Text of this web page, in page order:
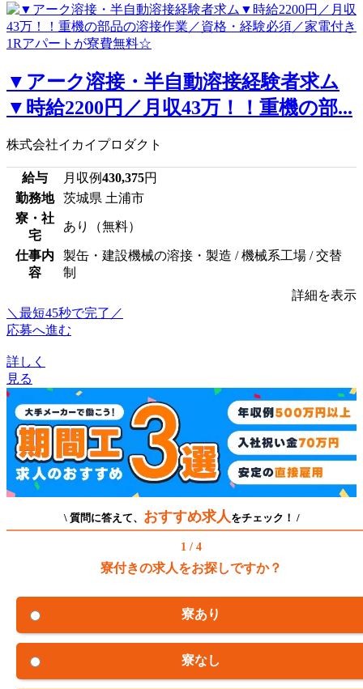
▼アーク溶接・半自動溶接経験者求ム
▼時給2200円／月収43万！！重機の部...
株式会社イカイプロダクト
給与 月収例430,375円
勤務地
茨城県 土浦市
寮・社
宅
あり（無料）
仕事内
容
製缶・建設機械の溶接・製造 / 機械系工場 / 交替
制
詳細を表示
＼最短45秒で完了／
応募へ進む
詳しく
見る
\ 質問に答えて、 おすすめ求人 をチェック！ /
1 / 4
寮付きの求人をお探しですか？
寮あり
寮なし